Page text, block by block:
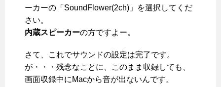
ーカーの「SoundFlower(2ch)」を選択してくだ
さい。
内蔵スピーカーの方ですよー。
さて、これでサウンドの設定は完了です。
が・・・残念なことに、このまま収録しても、
画面収録中にMacから音が出ないんです。